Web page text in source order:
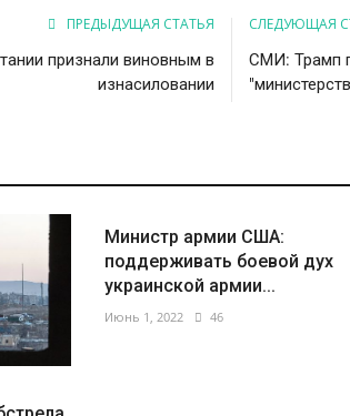
ПРЕДЫДУЩАЯ СТАТЬЯ
признали виновным в
изнасиловании
СЛЕДУЮЩАЯ
СМИ: Трамп
Министр армии США:
поддерживать боевой дух
украинской армии...
Июнь 1, 2022 46